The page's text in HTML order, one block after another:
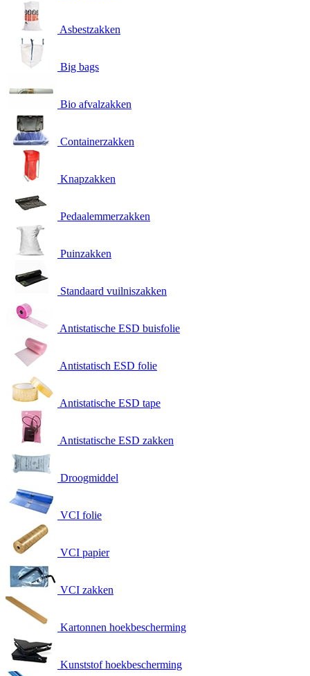
Asbestzakken
Big bags
Bio afvalzakken
Containerzakken
Knapzakken
Pedaalemmerzakken
Puinzakken
Standaard vuilniszakken
Antistatische ESD buisfolie
Antistatisch ESD folie
Antistatische ESD tape
Antistatische ESD zakken
Droogmiddel
VCI folie
VCI papier
VCI zakken
Kartonnen hoekbescherming
Kunststof hoekbescherming